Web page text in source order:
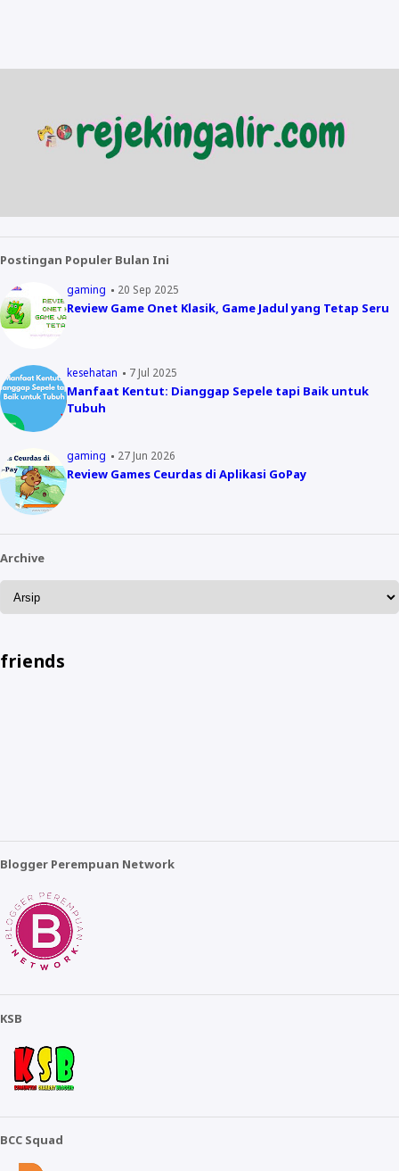
Postingan Populer Bulan Ini
gaming 20 Sep 2025
Review Game Onet Klasik, Game Jadul yang Tetap Seru
kesehatan 7 Jul 2025
Manfaat Kentut: Dianggap Sepele tapi Baik untuk
Tubuh
gaming 27 Jun 2026
Review Games Ceurdas di Aplikasi GoPay
Archive
friends
Blogger Perempuan Network
KSB
BCC Squad